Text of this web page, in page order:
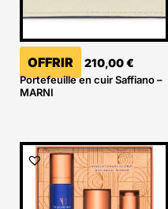
OFFRIR 210,00€
Portefeuille en cuir Saffiano –
MARNI